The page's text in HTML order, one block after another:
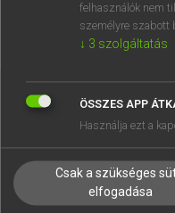
EGYÉNI FELHASZNÁLÓKNAK
TANULÓKNAK
VÁLLALATI MEGOLDÁSOK
felhasználók nem
személyre szabott
↓ 3 szolgáltatás
ÖSSZES APP
Használja ezt a
Csak a szükséges
elfogadása